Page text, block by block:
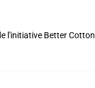
l'initiative Better Cotton